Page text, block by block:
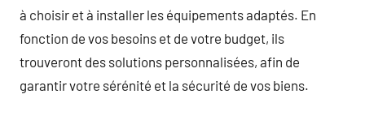
à choisir et à installer les équipements adaptés. En
fonction de vos besoins et de votre budget, ils
trouveront des solutions personnalisées, afin de
garantir votre sérénité et la sécurité de vos biens.